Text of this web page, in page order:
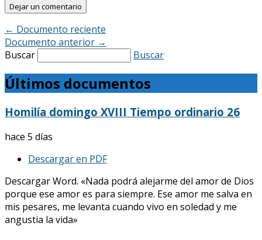
← Documento reciente
Documento anterior →
Buscar
Buscar
Últimos documentos
Homilía domingo XVIII Tiempo ordinario 26
hace 5 días
Descargar en PDF
Descargar Word. «Nada podrá alejarme del amor de Dios
porque ese amor es para siempre. Ese amor me salva en
mis pesares, me levanta cuando vivo en soledad y me
angustia la vida»